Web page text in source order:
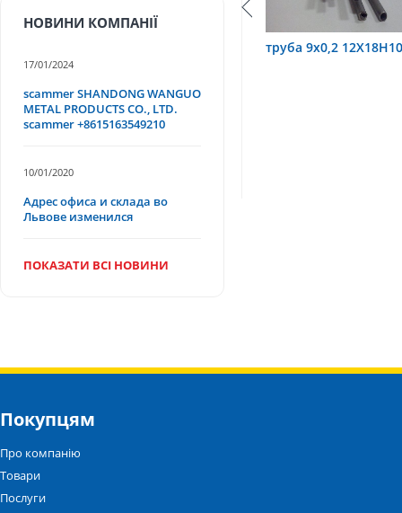
труба
НОВИНИ КОМПАНІЇ
17/01/2024
scammer SHANDONG WANGUO
METAL PRODUCTS CO., LTD.
scammer +8615163549210
10/01/2020
Адрес офиса и склада во
Львове изменился
ПОКАЗАТИ ВСІ НОВИНИ
Покупцям
Про компанію
Товари
Послуги